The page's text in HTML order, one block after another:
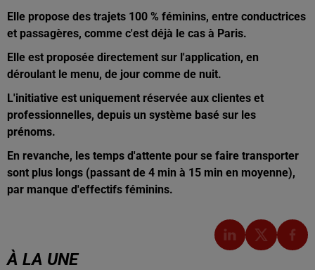
Elle propose des trajets 100 % féminins, entre conductrices
et passagères, comme c'est déjà le cas à Paris.
Elle est proposée directement sur l'application, en
déroulant le menu, de jour comme de nuit.
L'initiative est uniquement réservée aux clientes et
professionnelles, depuis un système basé sur les
prénoms.
En revanche, les temps d'attente pour se faire transporter
sont plus longs (passant de 4 min à 15 min en moyenne),
par manque d'effectifs féminins.
À LA UNE